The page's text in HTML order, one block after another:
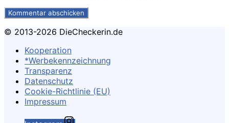
© 2013-2026 DieCheckerin.de
Kooperation
*Werbekennzeichnung
Transparenz
Datenschutz
Cookie-Richtlinie (EU)
Impressum